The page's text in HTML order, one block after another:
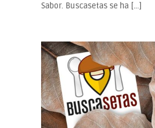
Sabor. Buscasetas se ha […]